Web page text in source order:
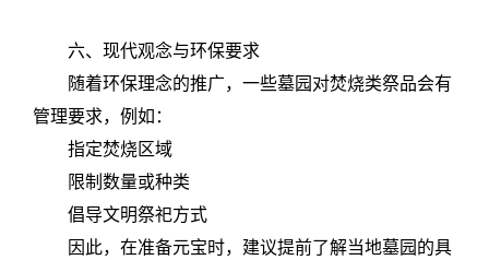
六、现代观念与环保要求
随着环保理念的推广，一些墓园对焚烧类祭品会有
管理要求，例如：
指定焚烧区域
限制数量或种类
倡导文明祭祀方式
因此，在准备元宝时，建议提前了解当地墓园的具